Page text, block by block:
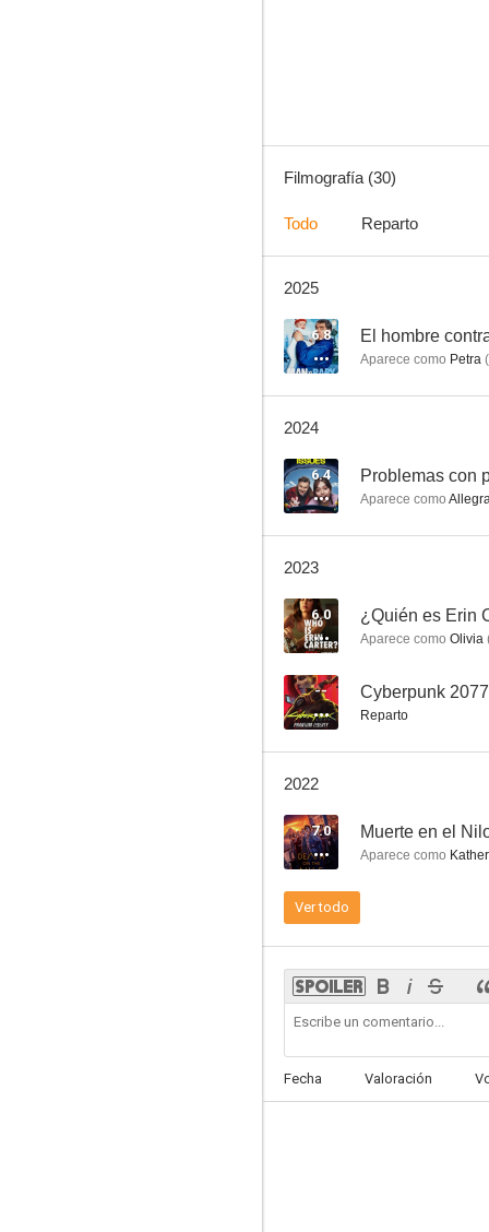
5.8
--
Filmografía (30)
Todo Reparto
2025
6.8 El hombre
Aparece como Petra (
2024
6.4 Problemas con
Aparece como
2023
6.0 ¿Quién es Erin
Aparece como Olivia
-- Cyberpunk
Reparto
2022
7.0 Muerte en el
Aparece como
Ver todo
Fecha Valoración